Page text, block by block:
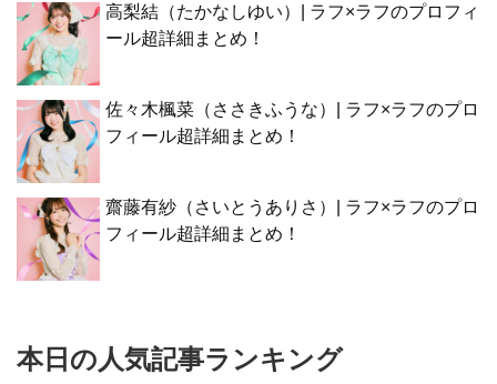
高梨結（たかなしゆい）| ラフ×ラフのプロフィ
ール超詳細まとめ！
佐々木楓菜（ささきふうな）| ラフ×ラフのプロ
フィール超詳細まとめ！
齋藤有紗（さいとうありさ）| ラフ×ラフのプロ
フィール超詳細まとめ！
本日の人気記事ランキング